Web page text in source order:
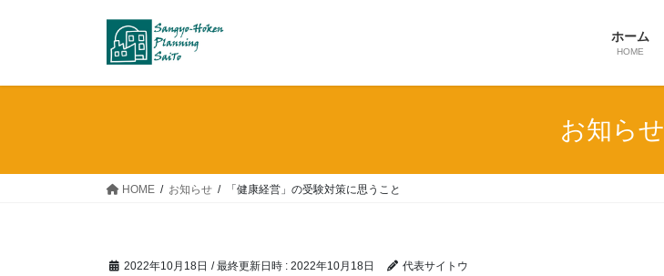
ホーム
HOME
お知らせ
HOME お知らせ 「健康経営」の受験対策に思うこと
2022年10月18日 / 最終更新日時 : 2022年10月18日 代表サイトウ